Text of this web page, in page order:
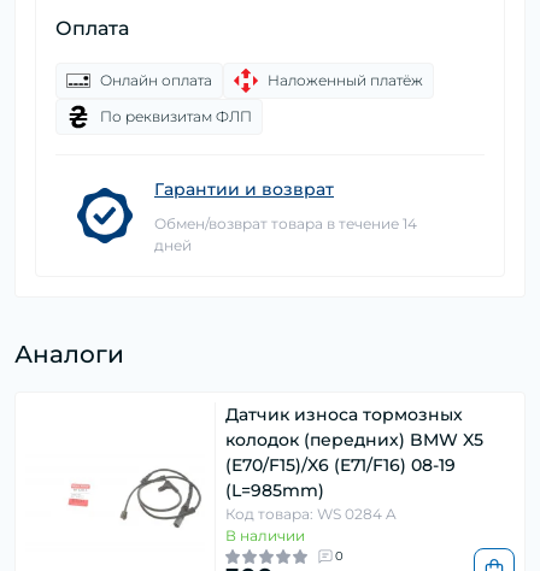
Оплата
Онлайн оплата
Наложенный платёж
По реквизитам ФЛП
Гарантии и возврат
Обмен/возврат товара в течение 14
дней
Аналоги
Датчик износа тормозных
колодок (передних) BMW X5
(E70/F15)/X6 (E71/F16) 08-19
(L=985mm)
Код товара: WS 0284 A
В наличии
0